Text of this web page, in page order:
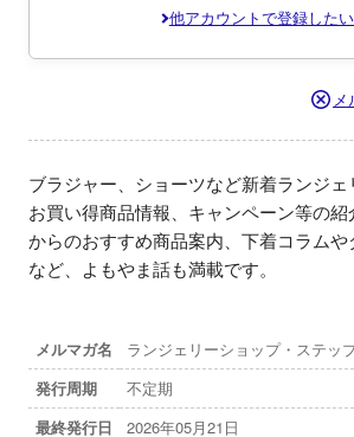
他アカウントで登録した
メ
ブラジャー、ショーツなど新着ランジェ
お買い得商品情報、キャンペーン等の
からのおすすめ商品案内、下着コラム
など、よもやま話も満載です。
メルマガ名
ランジェリーショップ・ステッ
発行周期
不定期
最終発行日
2026年05月21日